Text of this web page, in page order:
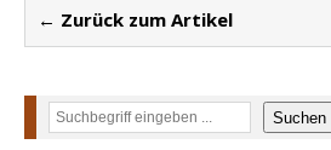
← Zurück zum Artikel
Suchen Suchen